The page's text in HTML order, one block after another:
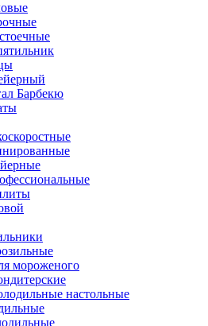
Барбекю
мороженого
настольные